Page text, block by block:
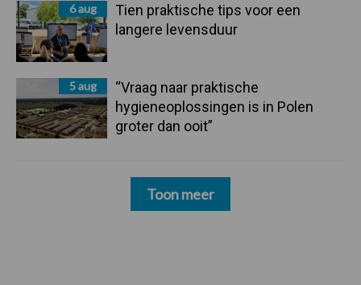
6 aug
Tien praktische tips voor een
langere levensduur
5 aug
“Vraag naar praktische
hygieneoplossingen is in Polen
groter dan ooit”
Toon meer